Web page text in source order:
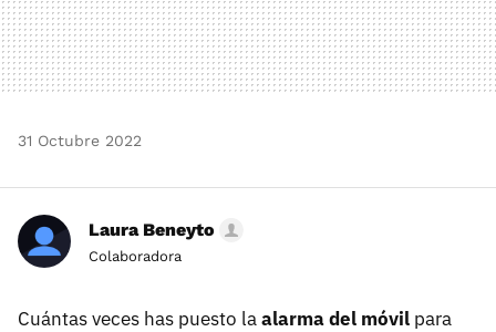
31 Octubre 2022
Laura Beneyto
Colaboradora
Cuántas veces has puesto laalarma del móvil para